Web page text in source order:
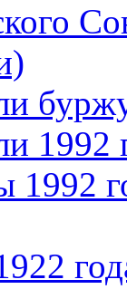
1992
1992